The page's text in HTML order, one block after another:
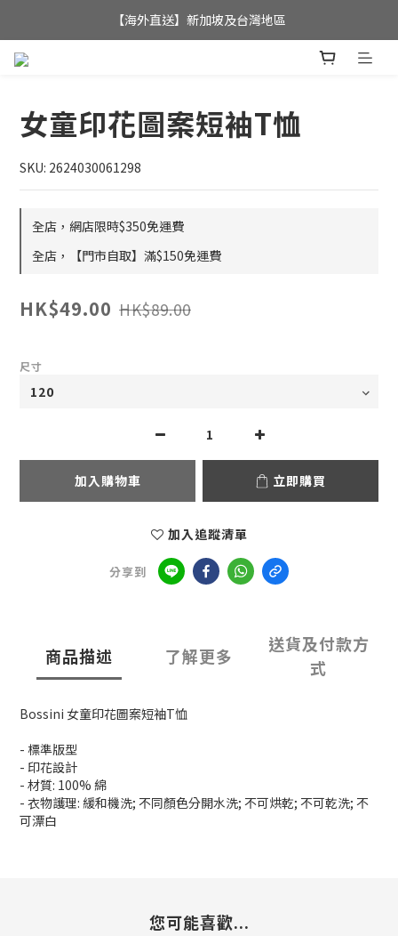
全店滿$350，即可享港澳地區免運費;
【海外直送】新加坡及台灣地區
女童印花圖案短袖T恤
SKU: 2624030061298
全店，網店限時$350免運費
全店，【門市自取】滿$150免運費
HK$49.00 HK$89.00
尺寸
加入購物車 立即購買
加入追蹤清單
分享到
商品描述 了解更多
送貨及付款方
式
Bossini 女童印花圖案短袖T恤
- 標準版型
- 印花設計
- 材質: 100% 綿
- 衣物護理: 緩和機洗; 不同顏色分開水洗; 不可烘乾; 不可乾洗; 不
可漂白
您可能喜歡...